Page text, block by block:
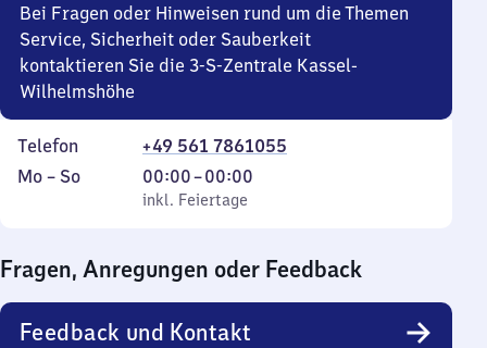
Bei Fragen oder Hinweisen rund um die Themen
Service, Sicherheit oder Sauberkeit
kontaktieren Sie die 3-S-Zentrale Kassel-
Wilhelmshöhe
Telefon
+49 561 7861055
Montag
Mo – So,
inkl. Feiertage
00:00–00:00
Von
0
0
Uhr
inkl. Feiertage
Fragen, Anregungen oder Feedback
Feedback und Kontakt